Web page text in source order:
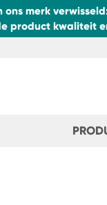
ons merk
product kwaliteit